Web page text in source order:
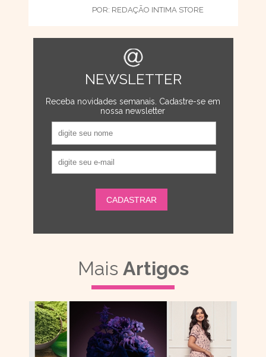
POR: REDAÇÃO INTIMA STORE
NEWSLETTER
Receba novidades semanais. Cadastre-se em
nossa newsletter
Mais Artigos